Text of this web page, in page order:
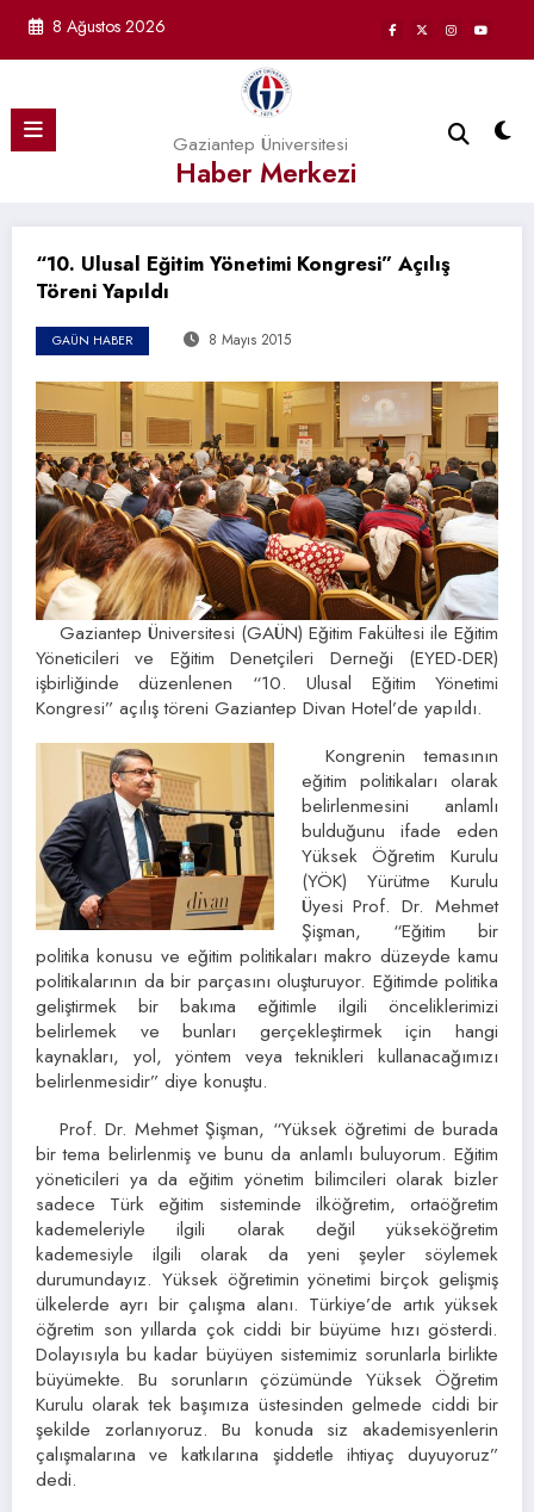
8 Ağustos 2026
Gaziantep Üniversitesi
Haber Merkezi
“10. Ulusal Eğitim Yönetimi Kongresi” Açılış
Töreni Yapıldı
GAÜN HABER 8 Mayıs 2015
Gaziantep Üniversitesi (GAÜN) Eğitim Fakültesi ile Eğitim
Yöneticileri ve Eğitim Denetçileri Derneği (EYED-DER)
işbirliğinde düzenlenen “10. Ulusal Eğitim Yönetimi
Kongresi” açılış töreni Gaziantep Divan Hotel’de yapıldı.
Kongrenin temasının
eğitim politikaları olarak
belirlenmesini anlamlı
bulduğunu ifade eden
Yüksek Öğretim Kurulu
(YÖK) Yürütme Kurulu
Üyesi Prof. Dr. Mehmet
Şişman, “Eğitim bir
politika konusu ve eğitim politikaları makro düzeyde kamu
politikalarının da bir parçasını oluşturuyor. Eğitimde politika
geliştirmek bir bakıma eğitimle ilgili önceliklerimizi
belirlemek ve bunları gerçekleştirmek için hangi
kaynakları, yol, yöntem veya teknikleri kullanacağımızı
belirlenmesidir” diye konuştu.
Prof. Dr. Mehmet Şişman, “Yüksek öğretimi de burada
bir tema belirlenmiş ve bunu da anlamlı buluyorum. Eğitim
yöneticileri ya da eğitim yönetim bilimcileri olarak bizler
sadece Türk eğitim sisteminde ilköğretim, ortaöğretim
kademeleriyle ilgili olarak değil yükseköğretim
kademesiyle ilgili olarak da yeni şeyler söylemek
durumundayız. Yüksek öğretimin yönetimi birçok gelişmiş
ülkelerde ayrı bir çalışma alanı. Türkiye’de artık yüksek
öğretim son yıllarda çok ciddi bir büyüme hızı gösterdi.
Dolayısıyla bu kadar büyüyen sistemimiz sorunlarla birlikte
büyümekte. Bu sorunların çözümünde Yüksek Öğretim
Kurulu olarak tek başımıza üstesinden gelmede ciddi bir
şekilde zorlanıyoruz. Bu konuda siz akademisyenlerin
çalışmalarına ve katkılarına şiddetle ihtiyaç duyuyoruz”
dedi.